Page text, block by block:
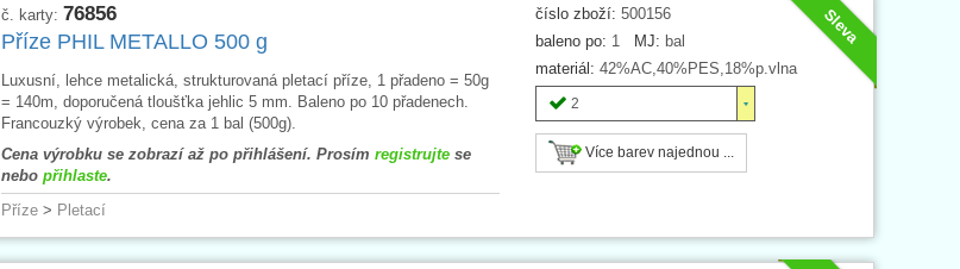
Sleva
číslo zboží: 500156
baleno po: 1 MJ: bal
materiál: 42%AC,40%PES,18%p.vlna
2
Více barev najednou ...
č. karty: 76856
Příze PHIL METALLO 500 g
Luxusní, lehce metalická, strukturovaná pletací příze, 1 přadeno = 50g
= 140m, doporučená tloušťka jehlic 5 mm. Baleno po 10 přadenech.
Francouzký výrobek, cena za 1 bal (500g).
Cena výrobku se zobrazí až po přihlášení. Prosím registrujtese
nebo přihlaste.
Příze> Pletací